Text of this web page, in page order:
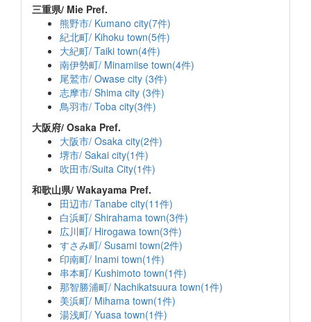
三重県/ Mie Pref.
熊野市/ Kumano city(7件)
紀北町/ Kihoku town(5件)
大紀町/ Taiki town(4件)
南伊勢町/ Minamiise town(4件)
尾鷲市/ Owase city (3件)
志摩市/ Shima city (3件)
鳥羽市/ Toba city(3件)
大阪府/ Osaka Pref.
大阪市/ Osaka city(2件)
堺市/ Sakai city(1件)
吹田市/Suita City(1件)
和歌山県/ Wakayama Pref.
田辺市/ Tanabe city(11件)
白浜町/ Shirahama town(3件)
広川町/ Hirogawa town(3件)
すさみ町/ Susami town(2件)
印南町/ Inami town(1件)
串本町/ Kushimoto town(1件)
那智勝浦町/ Nachikatsuura town(1件)
美浜町/ Mihama town(1件)
湯浅町/ Yuasa town(1件)